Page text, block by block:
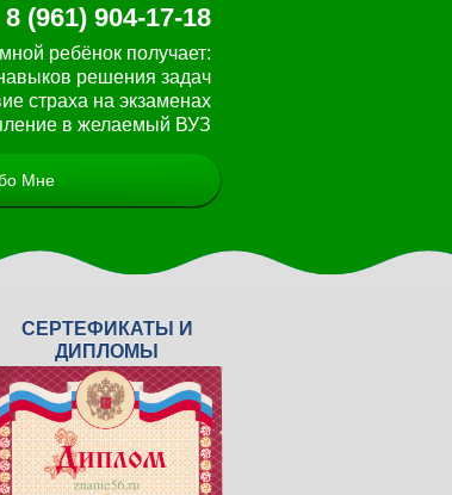
8 (961) 904-17-18
ребёнок получает:
решения задач
страха на экзаменах
в желаемый ВУЗ
Мне
СЕРТЕФИКАТЫ И
ДИПЛОМЫ
< >